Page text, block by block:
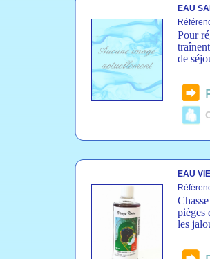
EAU
Pour
de
EAU
pièges
les